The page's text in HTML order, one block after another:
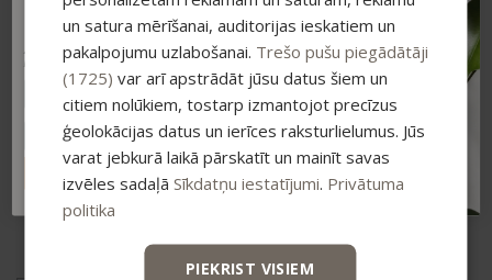
Cleansers & toners , Sea
Buckthorn line
16,45
with Hyaluronic Acid, 50ml
Daily Skin Care line
Face
10,99€
3 →
un satura mērīšanai, auditorijas ieskatiem un
pakalpojumu uzlabošanai. Trešo pušu piegādātāji
(1725) var arī apstrādāt jūsu datus šiem un
citiem nolūkiem, tostarp izmantojot precīzus
ģeolokācijas datus un ierīces raksturlielumus. Jūs
varat jebkurā laikā pārskatīt un mainīt savas
izvēles sadaļāSīkdatņu iestatījumi. Privātuma
politika
PIEKRIST VISIEM
Pieraksties jaunumiem un saņem īpašu
atlaidi savam pirmajam pasūtījumam.
Atlaide summējas ar esošajiem piedāvājumiem
pirkumiem virs 25 €